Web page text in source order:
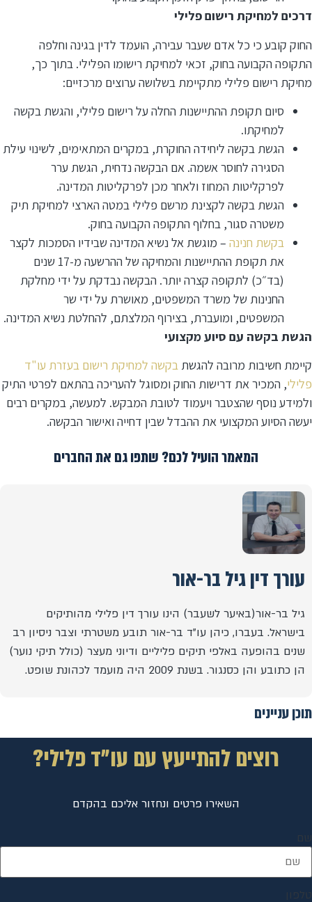
דרכים למחיקת רישום פלילי
החוק קובע כי כל אדם שעבר עבירה, הועמד לדין בגינה וחלפה
התקופה הקבועה בחוק, זכאי למחיקת רישומו הפלילי. בתוך כך,
מחיקת רישום פלילי מתקיימת בשלושה ערוצים מרכזיים:
סיום תקופת ההתיישנות החלה על רישום פלילי, והגשת בקשה
למחיקתו.
הגשת בקשה ליחידה החוקרת, במקרים המתאימים, לשינוי עילת
הסגירה לחוסר אשמה. אם הבקשה נדחית, הגשת ערר
לפרקליטות המחוז ולאחר מכן לפרקליטות המדינה.
הגשת בקשה לקצינת מרשם פלילי במטה הארצי למחיקת תיק
משטרה סגור, בחלוף התקופה הקבועה בחוק.
בקשת חנינה – מוגשת אל נשיא המדינה שבידיו הסמכות לקצר
את תקופת ההתיישנות והמחיקה של ההרשעה מ-17 שנים
(בד״כ) לתקופה קצרה יותר. הבקשה נבדקת על ידי מחלקת
החנינות של משרד המשפטים, מאושרת על ידי שר
המשפטים, ומועברת, בצירוף המלצתם, להחלטת נשיא המדינה.
הגשת בקשה עם סיוע מקצועי
קיימת חשיבות מרובה להגשת בקשה למחיקת רישום בעזרת עו"ד
פלילי, המכיר את דרישות החוק ומסוגל להעריכה בהתאם לפרטי התיק
ולמידע נוסף שהצטבר ויעמוד לטובת המבקש. למעשה, במקרים רבים
יעשה הסיוע המקצועי את ההבדל שבין דחייה ואישור הבקשה.
המאמר הועיל לכם? שתפו גם את החברים
עורך דין גיל בר-אור
גיל בר-אור(באיער לשעבר) הינו עורך דין פלילי מהותיקים
בישראל. בעברו, כיהן עו"ד בר-אור תובע משטרתי וצבר ניסיון רב
שנים בהופעה באלפי תיקים פליליים ודיוני מעצר (כולל תיקי נוער)
הן כתובע והן כסנגור. בשנת 2009 היה מועמד לכהונת שופט.
תוכן עניינים
רוצים להתייעץ עם עו"ד פלילי?
השאירו פרטים ונחזור אליכם בהקדם
שם
טלפון